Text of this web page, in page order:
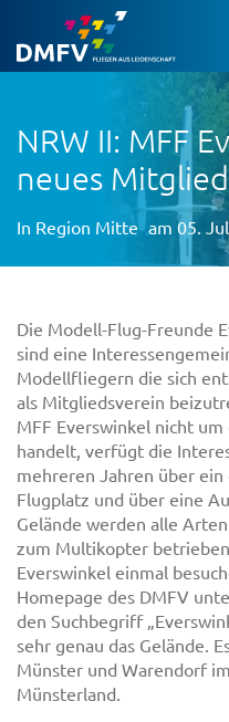
NRW II: MFF
neues
In Region Mitte am 05.
Die Modell-Flug-Freunde
sind eine
Modellfliegern die sich
als Mitgliedsverein
MFF Everswinkel nicht
handelt, verfügt die
mehreren Jahren über ein
Flugplatz und über eine
Gelände werden alle
zum Multikopter
Everswinkel einmal
Homepage des DMFV
den Suchbegriff
sehr genau das Gelände.
Münster und Warendorf
Münsterland.